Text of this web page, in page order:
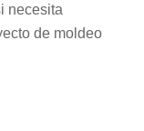
necesita
de moldeo